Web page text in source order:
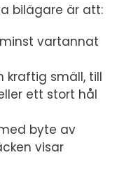
bilägare är att:
vartannat
kraftig smäll, till
ett stort hål
byte av
visar